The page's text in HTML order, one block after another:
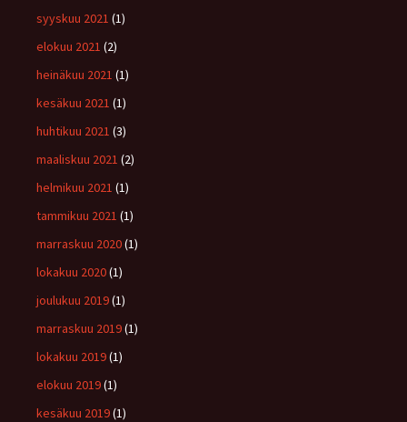
syyskuu 2021 (1)
elokuu 2021 (2)
heinäkuu 2021 (1)
kesäkuu 2021 (1)
huhtikuu 2021 (3)
maaliskuu 2021 (2)
helmikuu 2021 (1)
tammikuu 2021 (1)
marraskuu 2020(1)
lokakuu 2020(1)
joulukuu 2019(1)
marraskuu 2019(1)
lokakuu 2019(1)
elokuu 2019(1)
kesäkuu 2019(1)